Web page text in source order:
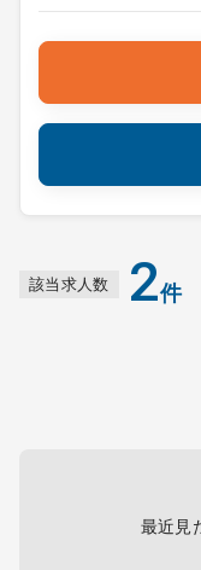
該当求人数 2件
最近見